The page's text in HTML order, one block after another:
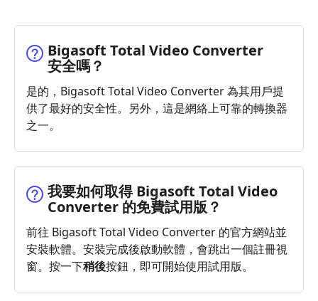
Bigasoft Total Video Converter
安全嗎？
是的，Bigasoft Total Video Converter 為其用戶提
供了最好的安全性。另外，這是網絡上可靠的轉換器
之一。
我要如何取得 Bigasoft Total Video
Converter 的免費試用版？
前往 Bigasoft Total Video Converter 的官方網站並
安裝軟體。安裝完成後啟動軟體，會跳出一個註冊視
窗。按一下稍後按鈕，即可開始使用試用版。